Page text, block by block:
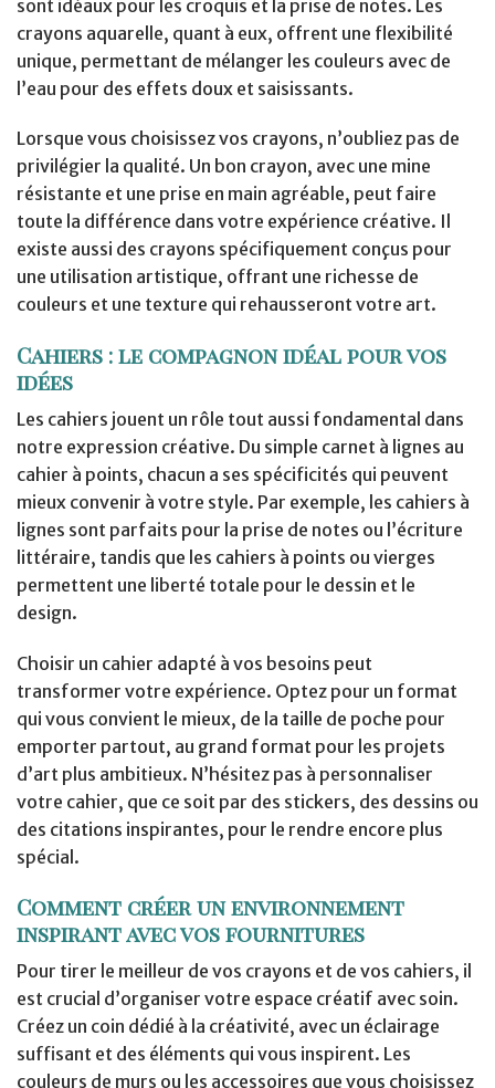
sont idéaux pour les croquis et la prise de notes. Les
crayons aquarelle, quant à eux, offrent une flexibilité
unique, permettant de mélanger les couleurs avec de
l’eau pour des effets doux et saisissants.
Lorsque vous choisissez vos crayons, n’oubliez pas de
privilégier la qualité. Un bon crayon, avec une mine
résistante et une prise en main agréable, peut faire
toute la différence dans votre expérience créative. Il
existe aussi des crayons spécifiquement conçus pour
une utilisation artistique, offrant une richesse de
couleurs et une texture qui rehausseront votre art.
Cahiers : le compagnon idéal pour vos
idées
Les cahiers jouent un rôle tout aussi fondamental dans
notre expression créative. Du simple carnet à lignes au
cahier à points, chacun a ses spécificités qui peuvent
mieux convenir à votre style. Par exemple, les cahiers à
lignes sont parfaits pour la prise de notes ou l’écriture
littéraire, tandis que les cahiers à points ou vierges
permettent une liberté totale pour le dessin et le
design.
Choisir un cahier adapté à vos besoins peut
transformer votre expérience. Optez pour un format
qui vous convient le mieux, de la taille de poche pour
emporter partout, au grand format pour les projets
d’art plus ambitieux. N’hésitez pas à personnaliser
votre cahier, que ce soit par des stickers, des dessins ou
des citations inspirantes, pour le rendre encore plus
spécial.
Comment créer un environnement
inspirant avec vos fournitures
Pour tirer le meilleur de vos crayons et de vos cahiers, il
est crucial d’organiser votre espace créatif avec soin.
Créez un coin dédié à la créativité, avec un éclairage
suffisant et des éléments qui vous inspirent. Les
couleurs de murs ou les accessoires que vous choisissez